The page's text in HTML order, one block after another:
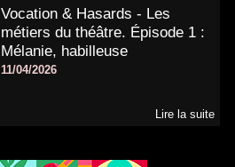
Vocation & Hasards - Les
métiers du théâtre. Épisode 1 :
Mélanie, habilleuse
11/04/2026
Lire la suite